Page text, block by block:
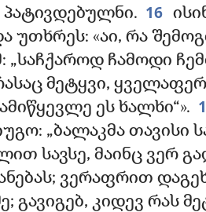
16
უთხრეს: «აი, რა
„საჩქაროდ ჩამოდი
მეტყვი,
ეს ხალხი“».
„ბალაკმა თავისი
სავსე, მაინც ვერ
ვერაფრით
გავიგებ, კიდევ რას